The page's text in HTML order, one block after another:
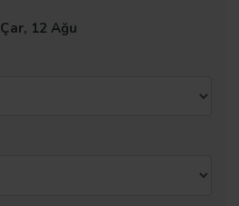
Çar, 12 Ağu